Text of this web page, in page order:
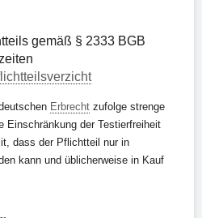
gemäß § 2333 BGB
Erbrecht zufolge strenge
Einschränkung der Testierfreiheit
dass der Pflichtteil nur in
kann und üblicherweise in Kauf